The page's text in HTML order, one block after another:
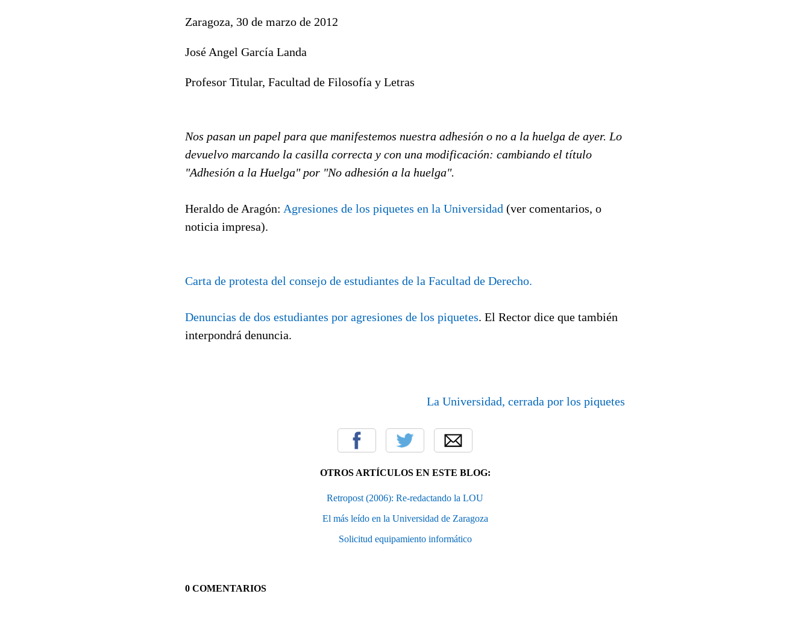
Zaragoza, 30 de marzo de 2012
José Angel García Landa
Profesor Titular, Facultad de Filosofía y Letras
Nos pasan un papel para que manifestemos nuestra adhesión o no a la huelga de ayer. Lo
devuelvo marcando la casilla correcta y con una modificación: cambiando el título
"Adhesión a la Huelga" por "No adhesión a la huelga".
Heraldo de Aragón: Agresiones de los piquetes en la Universidad (ver comentarios, o
noticia impresa).
Carta de protesta del consejo de estudiantes de la Facultad de Derecho.
Denuncias de dos estudiantes por agresiones de los piquetes. El Rector dice que también
interpondrá denuncia.
La Universidad, cerrada por los piquetes
OTROS ARTÍCULOS EN ESTE BLOG:
Retropost (2006): Re-redactando la LOU
El más leído en la Universidad de Zaragoza
Solicitud equipamiento informático
0 COMENTARIOS